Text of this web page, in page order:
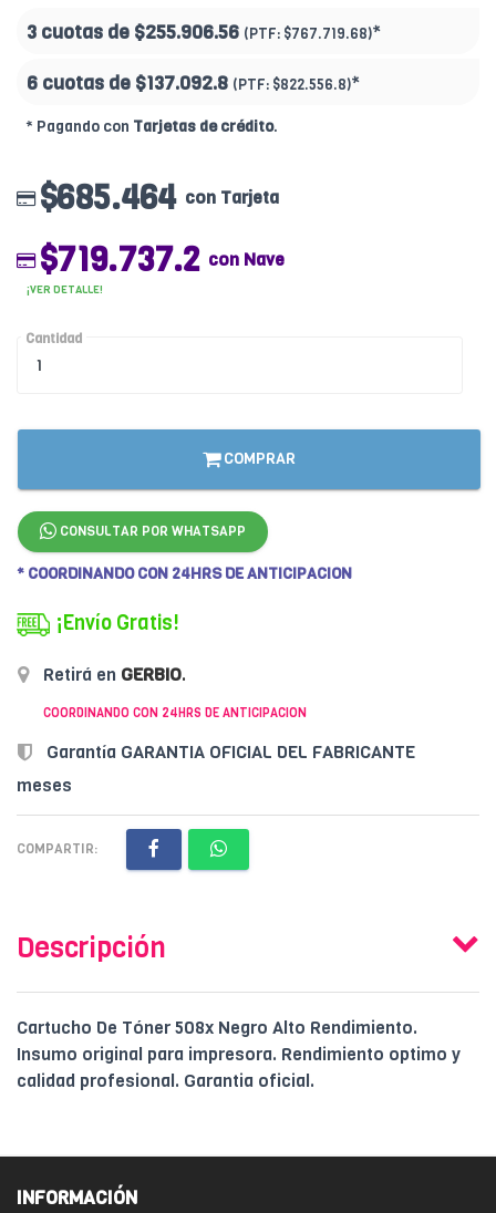
3 cuotas de $255.906.56 (PTF: $767.719.68)*
6 cuotas de $137.092.8 (PTF: $822.556.8)*
* Pagando con Tarjetas de crédito.
$685.464 con Tarjeta
$719.737.2 con Nave
¡VER DETALLE!
Cantidad
COMPRAR
CONSULTAR POR WHATSAPP
* COORDINANDO CON 24HRS DE ANTICIPACION
¡Envío Gratis!
Retirá en GERBIO.
COORDINANDO CON 24HRS DE ANTICIPACION
Garantía GARANTIA OFICIAL DEL FABRICANTE
meses
COMPARTIR:
Descripción
Cartucho De Tóner 508x Negro Alto Rendimiento.
Insumo original para impresora. Rendimiento optimo y
calidad profesional. Garantia oficial.
INFORMACIÓN